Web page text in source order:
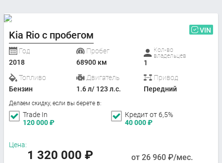
Kia Rio с пробегом VIN
Год
2018
Пробег
68900 км
Кол-во
владельцев
1
Топливо
Бензин
Двигатель
1.6 л/ 123 л.с.
Привод
Передний
Делаем скидку, если вы берете в:
Trade In
120 000₽
Кредит от 6,5%
40 000₽
Цена:
1 320 000 ₽ от 26 960 ₽/мес.